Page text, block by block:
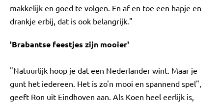
makkelijk en goed te volgen. En af en toe een hapje en
drankje erbij, dat is ook belangrijk."
'Brabantse feestjes zijn mooier'
"Natuurlijk hoop je dat een Nederlander wint. Maar je
gunt het iedereen. Het is zo'n mooi en spannend spel",
geeft Ron uit Eindhoven aan. Als Koen heel eerlijk is,